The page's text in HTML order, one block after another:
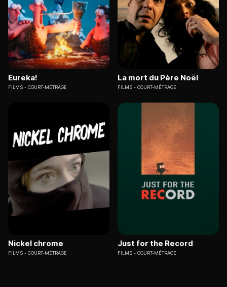
Eureka!
FILMS COURT-MÉTRAGE
La mort du Père Noël
FILMS COURT-MÉTRAGE
Nickel chrome
FILMS COURT-MÉTRAGE
Just for the Record
FILMS COURT-MÉTRAGE